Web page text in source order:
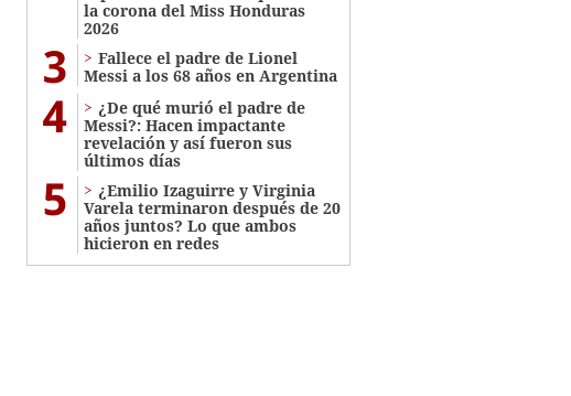
la corona del Miss Honduras
2026
3
Fallece el padre de Lionel
Messi a los 68 años en Argentina
4
¿De qué murió el padre de
Messi?: Hacen impactante
revelación y así fueron sus
últimos días
5
¿Emilio Izaguirre y Virginia
Varela terminaron después de 20
años juntos? Lo que ambos
hicieron en redes